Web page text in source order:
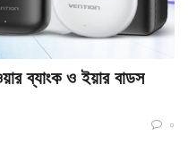
ব্যাংক ও ইয়ার বাডস
০